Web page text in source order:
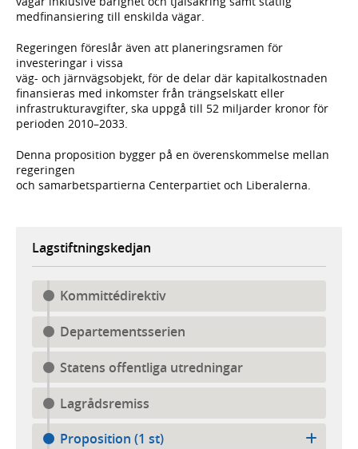
medfinansiering till enskilda vägar.
Regeringen föreslår även att planeringsramen för
investeringar i vissa
väg- och järnvägsobjekt, för de delar där kapitalkostnaden
finansieras med inkomster från trängselskatt eller
infrastrukturavgifter, ska uppgå till 52 miljarder kronor för
perioden 2010–2033.
Denna proposition bygger på en överenskommelse mellan
regeringen
och samarbetspartierna Centerpartiet och Liberalerna.
Lagstiftningskedjan
Kommittédirektiv
Departementsserien
Statens offentliga utredningar
Lagrådsremiss
Proposition (1 st)